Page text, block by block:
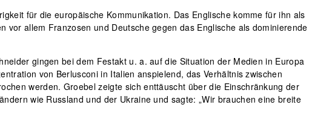
für die europäische Kommunikation. Das Englische komme für ihn als
vor allem Franzosen und Deutsche gegen das Englische als dominierende
gingen bei dem Festakt u. a. auf die Situation der Medien in Europa
von Berlusconi in Italien anspielend, das Verhältnis zwischen
werden. Groebel zeigte sich enttäuscht über die Einschränkung der
wie Russland und der Ukraine und sagte: „Wir brauchen eine breite